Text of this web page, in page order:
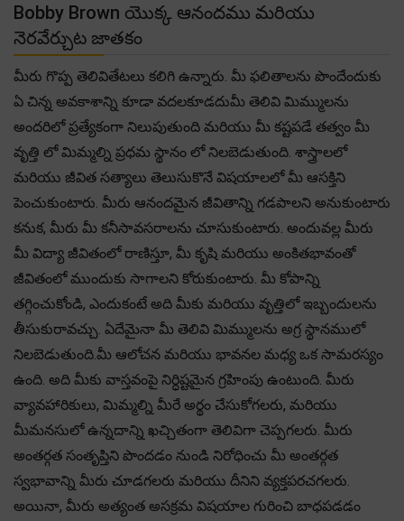
Bobby Brown యొక్క ఆనందము మరియు
నెరవేర్చుట జాతకం
మీరు గొప్ప తెలివితేటలు కలిగి ఉన్నారు. మీ ఫలితాలను పొందేందుకు
ఏ చిన్న అవకాశాన్ని కూడా వదలకూడదుమీ తెలివి మిమ్ములను
అందరిలో ప్రత్యేకంగా నిలుపుతుంది మరియు మీ కష్టపడే తత్వం మీ
వృత్తి లో మిమ్మల్ని ప్రధమ స్థానం లో నిలబెడుతుంది. శాస్త్రాలలో
మరియు జీవిత సత్యాలు తెలుసుకొనే విషయాలలో మీ ఆసక్తిని
పెంచుకుంటారు. మీరు ఆనందమైన జీవితాన్ని గడపాలని అనుకుంటారు
కనుక, మీరు మీ కనీసావసరాలను చూసుకుంటారు. అందువల్ల మీరు
మీ విద్యా జీవితంలో రాణిస్తూ, మీ కృషి మరియు అంకితభావంతో
జీవితంలో ముందుకు సాగాలని కోరుకుంటారు. మీ కోపాన్ని
తగ్గించుకోండి, ఎందుకంటే అది మీకు మరియు వృత్తిలో ఇబ్బందులను
తీసుకురావచ్చు. ఏదేమైనా మీ తెలివి మిమ్ములను అగ్ర స్థానములో
నిలబెడుతుంది.మీ ఆలోచన మరియు భావనల మధ్య ఒక సామరస్యం
ఉంది. అది మీకు వాస్తవంపై నిర్ధిష్టమైన గ్రహింపు ఉంటుంది. మీరు
వ్యావహారికులు, మిమ్మల్ని మీరే అర్థం చేసుకోగలరు, మరియు
మీమనసులో ఉన్నదాన్ని ఖచ్చితంగా తెలివిగా చెప్పగలరు. మీరు
అంతర్గత సంతృప్తిని పొందడం నుండి నిరోధించు మీ అంతర్గత
స్వభావాన్ని మీరు చూడగలరు మరియు దీనిని వ్యక్తపరచగలరు.
అయినా, మీరు అత్యంత అసక్రమ విషయాల గురించి బాధపడడం